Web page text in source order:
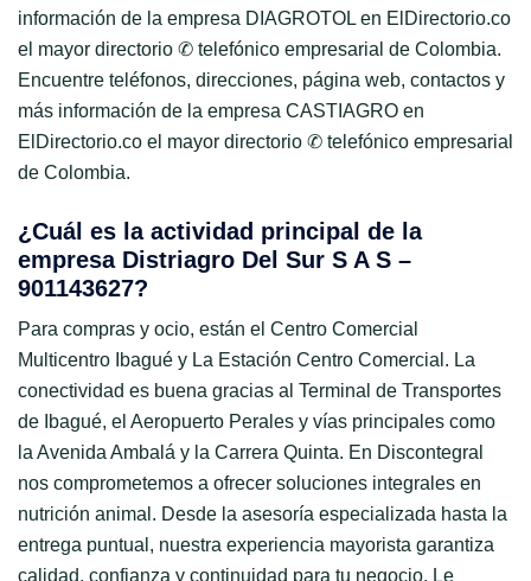
información de la empresa DIAGROTOL en ElDirectorio.co
el mayor directorio ✆ telefónico empresarial de Colombia.
Encuentre teléfonos, direcciones, página web, contactos y
más información de la empresa CASTIAGRO en
ElDirectorio.co el mayor directorio ✆ telefónico empresarial
de Colombia.
¿Cuál es la actividad principal de la
empresa Distriagro Del Sur S A S –
901143627?
Para compras y ocio, están el Centro Comercial
Multicentro Ibagué y La Estación Centro Comercial. La
conectividad es buena gracias al Terminal de Transportes
de Ibagué, el Aeropuerto Perales y vías principales como
la Avenida Ambalá y la Carrera Quinta. En Discontegral
nos comprometemos a ofrecer soluciones integrales en
nutrición animal. Desde la asesoría especializada hasta la
entrega puntual, nuestra experiencia mayorista garantiza
calidad, confianza y continuidad para tu negocio. Le